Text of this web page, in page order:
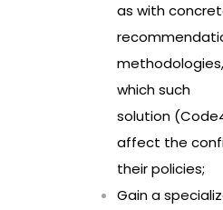
as with
which such
solution
affect the
their policies;
Gain a